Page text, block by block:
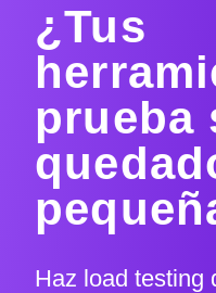
¿Tus
prueba
Haz load testing